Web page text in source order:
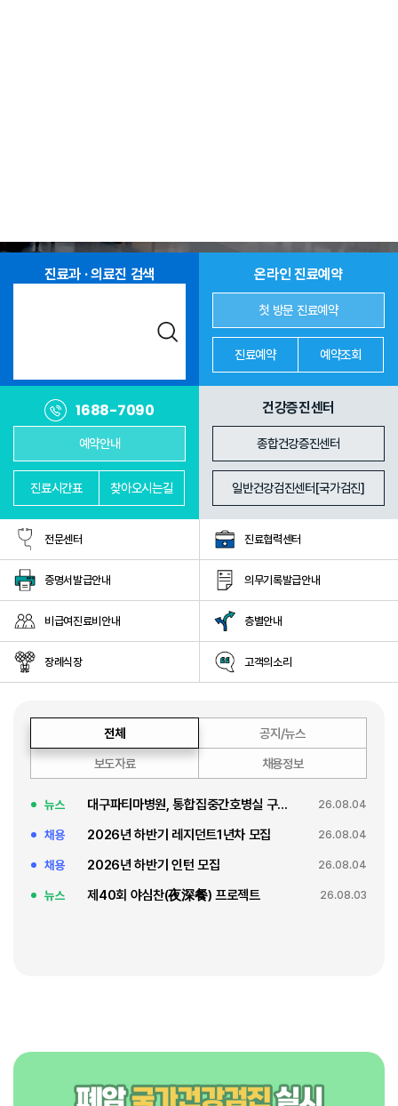
진료과 · 의료진 검색
진료과 의료진
온라인 진료예약
첫 방문 진료예약
진료예약 예약조회
1688-7090
예약안내
진료시간표 찾아오시는길
건강증진센터
종합건강증진센터
일반건강검진센터[국가검진]
전문센터 진료협력센터
증명서발급안내 의무기록발급안내
비급여진료비안내 층별안내
장례식장 고객의소리
전체
뉴스 대구파티마병원, 통합집중간호병실 구축 축복식 26.08.04
채용 2026년 하반기 레지던트1년차 모집 26.08.04
채용 2026년 하반기 인턴 모집 26.08.04
뉴스 제40회 야심찬(夜深餐) 프로젝트 26.08.03
공지/뉴스
보도자료
채용정보